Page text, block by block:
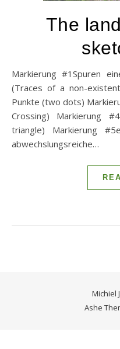
The
Markierung #1Spuren einer nicht existierenden Struktur
(Traces of a non-
Punkte (two dots)
Crossing) Markierung
triangle) Markierung
abwechslungsreiche…
Michiel
Ashe